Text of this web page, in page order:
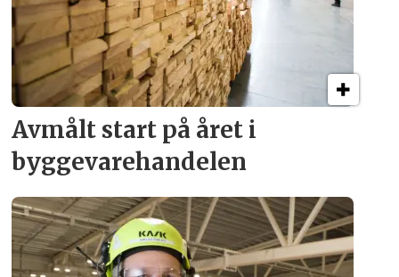
Avmålt start på året i
byggevare­handelen